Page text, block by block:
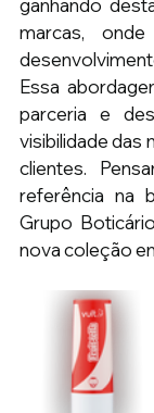
ganhando
marcas,
Essa
parceria e
visibilidade das
clientes.
referência na
Grupo
nova coleção